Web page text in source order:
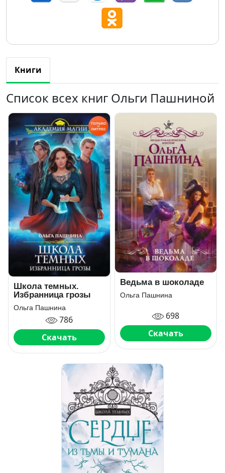
Книги
Список всех книг Ольги Пашниной
Школа темных.
Избранница грозы
Ольга Пашнина
786
Скачать
Ведьма в шоколаде
Ольга Пашнина
698
Скачать